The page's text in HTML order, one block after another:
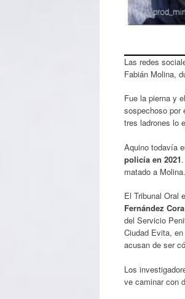
Las redes
Fabián Molina,
Fue la pierna y
sospechoso por
tres ladrones lo
Aquino todavía
policía en 2021
matado a Molina.
El Tribunal Oral
Fernández Cora
del Servicio
Ciudad Evita,
acusan de ser
Los
ve caminar con